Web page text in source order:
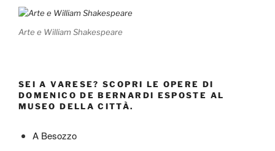
Arte e William Shakespeare
SEI A VARESE? SCOPRI LE OPERE DI
DOMENICO DE BERNARDI ESPOSTE AL
MUSEO DELLA CITTÀ.
A Besozzo